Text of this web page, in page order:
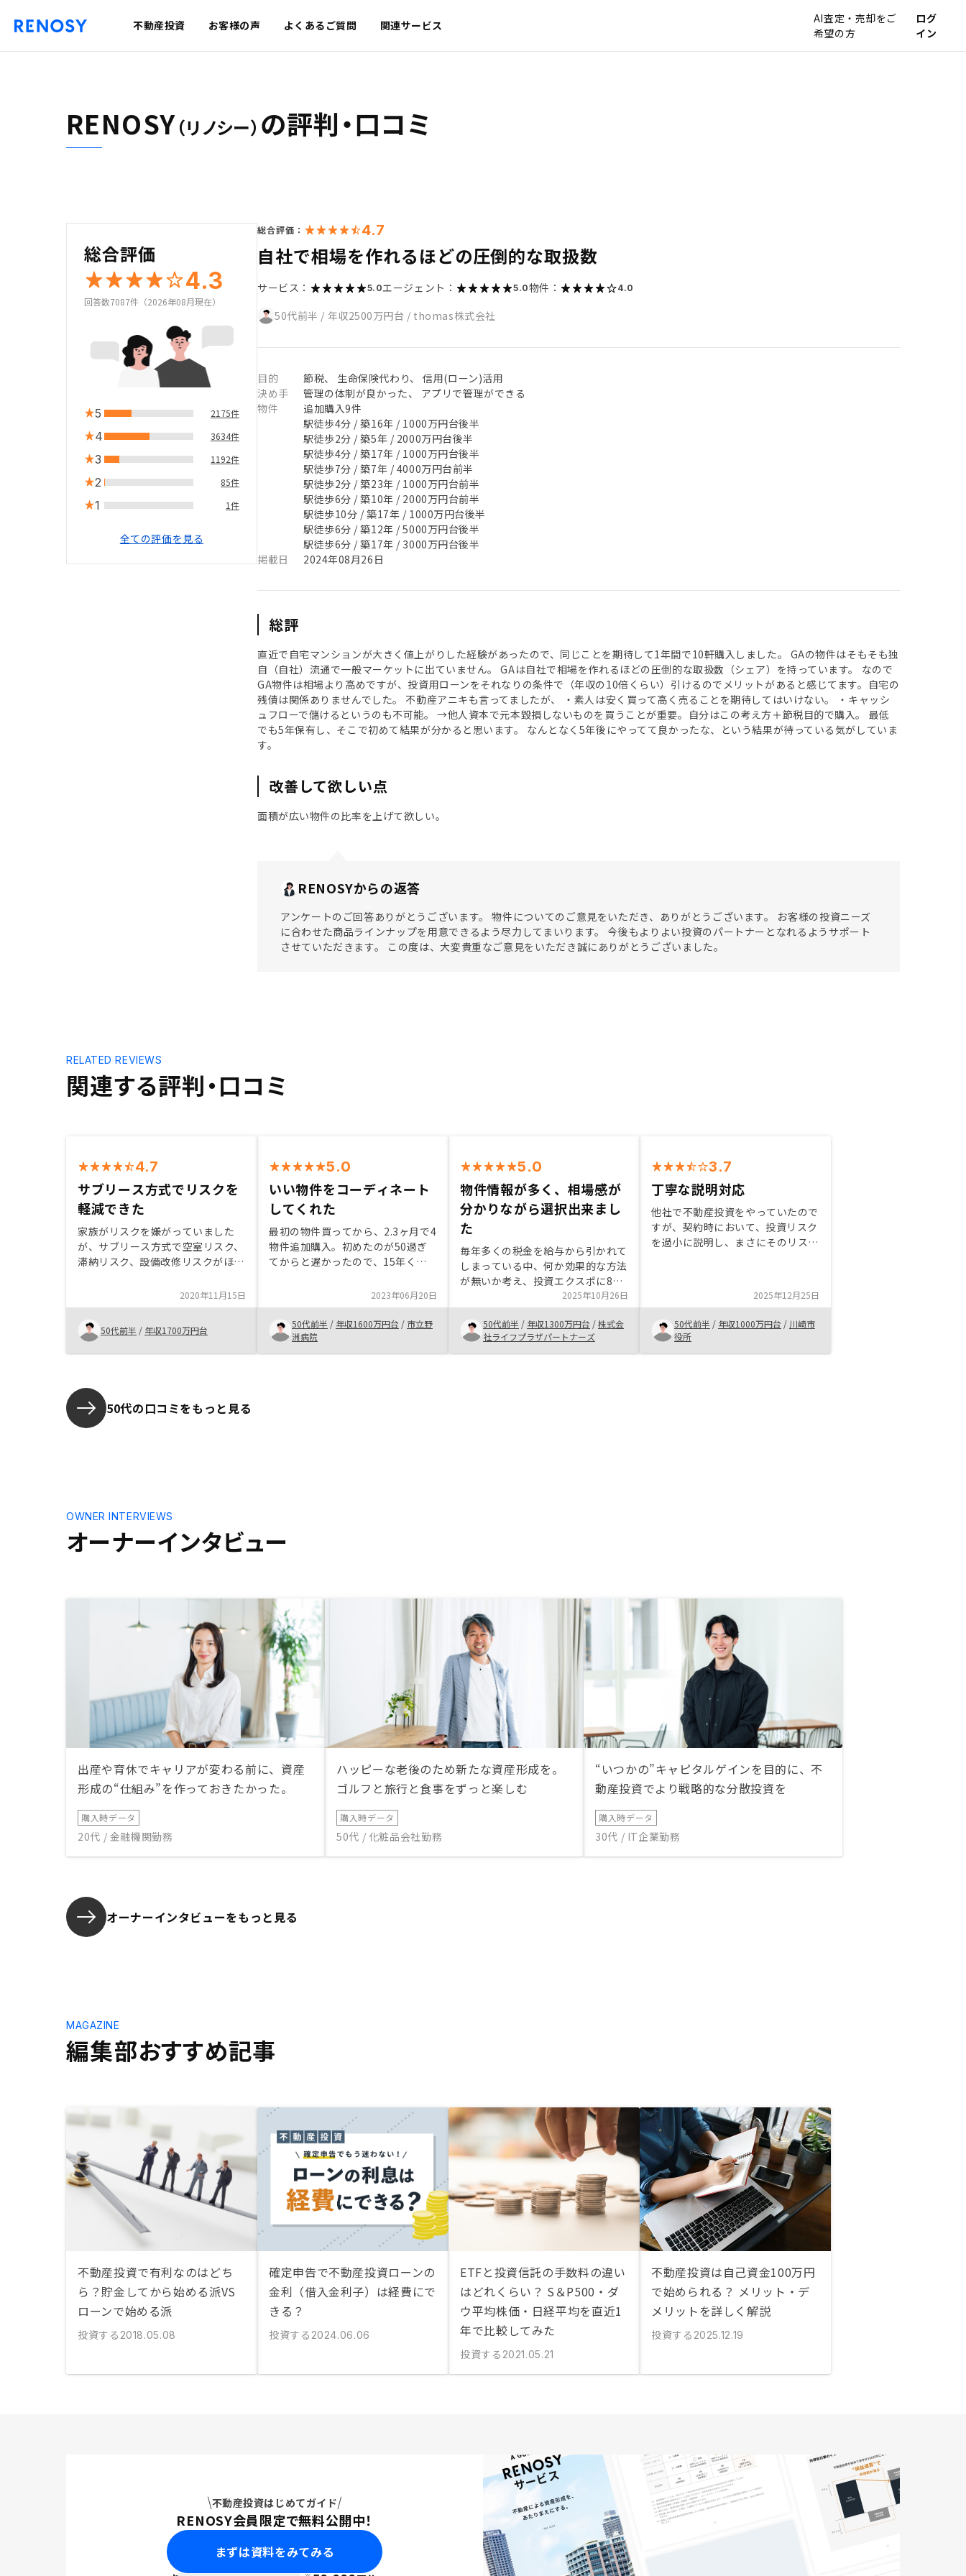
不動産投資 お客様の声 よくあるご質問 関連サービス
AI査定・売却をご
希望の方
ログ
イン
RENOSY（リノシー） の評判・口コミ
総合評価
4.3
回答数7087件（2026年08月現在）
5 2175件
4 3634件
3 1192件
2 85件
1 1件
全ての評価を見る
総合評価： 4.7
自社で相場を作れるほどの圧倒的な取扱数
サービス： 5.0エージェント： 5.0物件： 4.0
50代前半 / 年収2500万円台 / thomas株式会社
目的
節税、 生命保険代わり、 信用(ローン)活用
決め手
管理の体制が良かった、 アプリで管理ができる
物件
追加購入9件
駅徒歩4分 / 築16年 / 1000万円台後半
駅徒歩2分 / 築5年 / 2000万円台後半
駅徒歩4分 / 築17年 / 1000万円台後半
駅徒歩7分 / 築7年 / 4000万円台前半
駅徒歩2分 / 築23年 / 1000万円台前半
駅徒歩6分 / 築10年 / 2000万円台前半
駅徒歩10分 / 築17年 / 1000万円台後半
駅徒歩6分 / 築12年 / 5000万円台後半
駅徒歩6分 / 築17年 / 3000万円台後半
掲載日
2024年08月26日
総評
直近で自宅マンションが大きく値上がりした経験があったので、同じことを期待して1年間で10軒購入しました。 GAの物件はそもそも独
自（自社）流通で一般マーケットに出ていません。 GAは自社で相場を作れるほどの圧倒的な取扱数（シェア）を持っています。 なので
GA物件は相場より高めですが、投資用ローンをそれなりの条件で（年収の10倍くらい）引けるのでメリットがあると感じてます。自宅の
残債は関係ありませんでした。 不動産アニキも言ってましたが、 ・素人は安く買って高く売ることを期待してはいけない。 ・キャッシ
ュフローで儲けるというのも不可能。 →他人資本で元本毀損しないものを買うことが重要。自分はこの考え方＋節税目的で購入。 最低
でも5年保有し、そこで初めて結果が分かると思います。 なんとなく5年後にやってて良かったな、という結果が待っている気がしていま
す。
改善して欲しい点
面積が広い物件の比率を上げて欲しい。
RENOSYからの返答
アンケートのご回答ありがとうございます。 物件についてのご意見をいただき、ありがとうございます。 お客様の投資ニーズ
に合わせた商品ラインナップを用意できるよう尽力してまいります。 今後もよりよい投資のパートナーとなれるようサポート
させていただきます。 この度は、大変貴重なご意見をいただき誠にありがとうございました。
関連する評判・口コミ
RELATED REVIEWS
4.7
サブリース方式でリスクを
軽減できた
家族がリスクを嫌がっていました
が、サブリース方式で空室リスク、
滞納リスク、設備改修リスクがほぼ
た。関西地区はもう少し物件エリア
を増やしても良いと思います。
2020年11月15日
50代前半 / 年収1700万円台
5.0
いい物件をコーディネート
してくれた
最初の物件買ってから、2.3ヶ月で4
物件追加購入。初めたのが50過ぎ
てからと遅かったので、15年くら
いうプランを提示して下さいまし
た。5つの物件は土地勘のない私で
もすごく良い立地で需要も高く、将
来的にも値が下がりにくいと思われ
ました。もっと早くにしていたらそ
2023年06月20日
50代前半 / 年収1600万円台 / 市立野
洲病院
5.0
物件情報が多く、相場感が
分かりながら選択出来まし
た
毎年多くの税金を給与から引かれて
しまっている中、何か効果的な方法
が無いか考え、投資エクスポに8月
上旬に参加し、8月下旬から不動産
投資と太陽光発電に絞り込み情報収
集しました。 最後は自社物件の不
動産投資業者とどちらにするか悩み
ましたが、物件の情報量が多く、他
2025年10月26日
50代前半 / 年収1300万円台 /株式会
社ライフプラザパートナーズ
3.7
丁寧な説明対応
他社で不動産投資をやっていたので
すが、契約時において、投資リスク
を過小に説明し、まさにそのリスク
て、リノシーの話を聞いたところ、
納得の得られる説明をいただけたた
め購入を決めた。
2025年12月25日
50代前半 / 年収1000万円台 / 川崎市
役所
50代の口コミをもっと見る
オーナーインタビュー
OWNER INTERVIEWS
出産や育休でキャリアが変わる前に、資産
形成の“仕組み”を作っておきたかった。
購入時データ
20代 / 金融機関勤務
ハッピーな老後のため新たな資産形成を。
ゴルフと旅行と食事をずっと楽しむ
購入時データ
50代 / 化粧品会社勤務
“いつかの”キャピタルゲインを目的に、不
動産投資でより戦略的な分散投資を
購入時データ
30代 / IT企業勤務
オーナーインタビューをもっと見る
編集部おすすめ記事
MAGAZINE
不動産投資で有利なのはどち
ら？貯金してから始める派VS
ローンで始める派
投資する 2018.05.08
確定申告で不動産投資ローンの
金利（借入金利子）は経費にで
きる？
投資する 2024.06.06
ETFと投資信託の手数料の違い
はどれくらい？ S＆P500・ダ
ウ平均株価・日経平均を直近1
年で比較してみた
投資する 2021.05.21
不動産投資は自己資金100万円
で始められる？ メリット・デ
メリットを詳しく解説
投資する 2025.12.19
不動産投資はじめてガイド
RENOSY会員限定で無料公開中！
まずは資料をみてみる